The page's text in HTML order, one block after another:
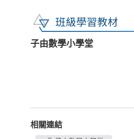
班級學習教材
子由數學小學堂
相關連結